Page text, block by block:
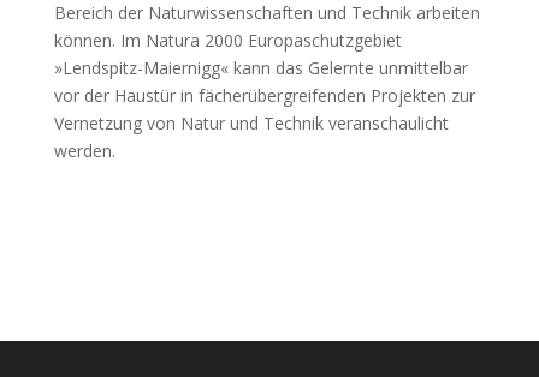
Bereich der Naturwissenschaften und Technik arbeiten
können. Im Natura 2000 Europaschutzgebiet
»Lendspitz-Maiernigg« kann das Gelernte unmittelbar
vor der Haustür in fächerübergreifenden Projekten zur
Vernetzung von Natur und Technik veranschaulicht
werden.